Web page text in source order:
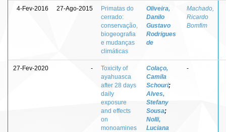
4-Fev-2016 27-Ago-2015
Primatas do
cerrado:
conservação,
biogeografia
e mudanças
climáticas
Oliveira,
Danilo
Gustavo
Rodrigues
de
Machado,
Ricardo
Bomfim
27-Fev-2020 -
Toxicity of
ayahuasca
after 28 days
daily
exposure
and effects
on
monoamines
Colaço,
Camila
Schouri;
Alves,
Stefany
Sousa;
Nolli,
Luciana
-